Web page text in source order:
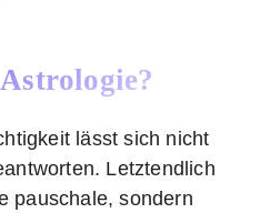
lässt sich nicht
Letztendlich
pauschale, sondern